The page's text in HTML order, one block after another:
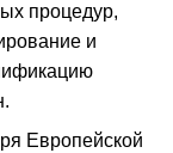
процедур,
и
Европейской